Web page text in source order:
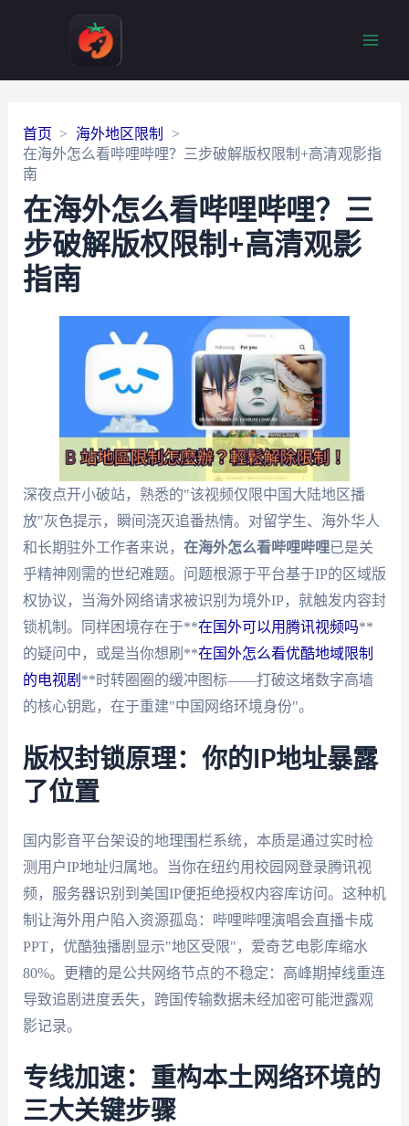
首页
海外地区限制
在海外怎么看哔哩哔哩？三步破解版权限制+高清观影指
南
在海外怎么看哔哩哔哩？三
步破解版权限制+高清观影
指南
深夜点开小破站，熟悉的"该视频仅限中国大陆地区播
放"灰色提示，瞬间浇灭追番热情。对留学生、海外华人
和长期驻外工作者来说， 在海外怎么看哔哩哔哩已是关
乎精神刚需的世纪难题。问题根源于平台基于IP的区域版
权协议，当海外网络请求被识别为境外IP，就触发内容封
锁机制。同样困境存在于**在国外可以用腾讯视频吗**
的疑问中，或是当你想刷**在国外怎么看优酷地域限制
的电视剧 **时转圈圈的缓冲图标——打破这堵数字高墙
的核心钥匙，在于重建"中国网络环境身份"。
版权封锁原理：你的IP地址暴露
了位置
国内影音平台架设的地理围栏系统，本质是通过实时检
测用户IP地址归属地。当你在纽约用校园网登录腾讯视
频，服务器识别到美国IP便拒绝授权内容库访问。这种机
制让海外用户陷入资源孤岛：哔哩哔哩演唱会直播卡成
PPT，优酷独播剧显示"地区受限"，爱奇艺电影库缩水
80%。更糟的是公共网络节点的不稳定：高峰期掉线重连
导致追剧进度丢失，跨国传输数据未经加密可能泄露观
影记录。
专线加速：重构本土网络环境的
三大关键步骤